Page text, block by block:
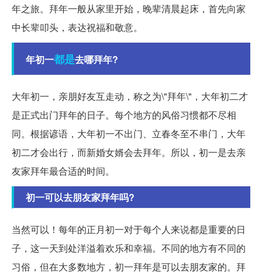
年之旅。拜年一般从家里开始，晚辈清晨起床，首先向家
中长辈叩头，表达祝福和敬意。
年初一都是去哪拜年?
大年初一，亲朋好友互走动，称之为\"拜年\"，大年初二才
是正式出门拜年的日子。每个地方的风俗习惯都不尽相
同。根据谚语，大年初一不出门、立春冬至不串门，大年
初二才会出行，而新婚女婿会去拜年。所以，初一是去亲
友家拜年最合适的时间。
初一可以去朋友家拜年吗?
当然可以！每年的正月初一对于每个人来说都是重要的日
子，这一天到处洋溢着欢乐和幸福。不同的地方有不同的
习俗，但在大多数地方，初一拜年是可以去朋友家的。拜